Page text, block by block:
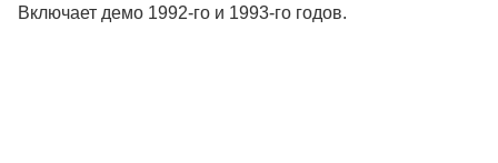
Включает демо 1992-го и 1993-го годов.